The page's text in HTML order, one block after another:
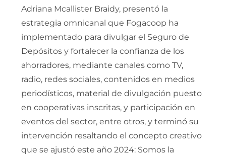
Adriana Mcallister Braidy, presentó la
estrategia omnicanal que Fogacoop ha
implementado para divulgar el Seguro de
Depósitos y fortalecer la confianza de los
ahorradores, mediante canales como TV,
radio, redes sociales, contenidos en medios
periodísticos, material de divulgación puesto
en cooperativas inscritas, y participación en
eventos del sector, entre otros, y terminó su
intervención resaltando el concepto creativo
que se ajustó este año 2024: Somos la